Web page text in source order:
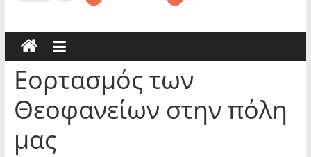
Εορτασμός των
Θεοφανείων στην πόλη
μας